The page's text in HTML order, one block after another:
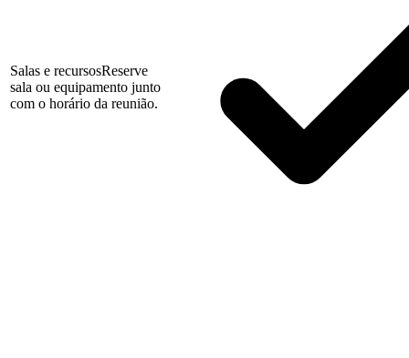
Salas e recursosReserve
sala ou equipamento junto
com o horário da reunião.